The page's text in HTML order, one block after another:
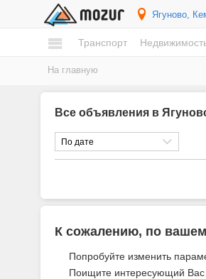
Ягуново,
Транспорт
На главную
Все объявления в
По дате
К сожалению, по
Попробуйте изменить
Поищите интересующий Вас